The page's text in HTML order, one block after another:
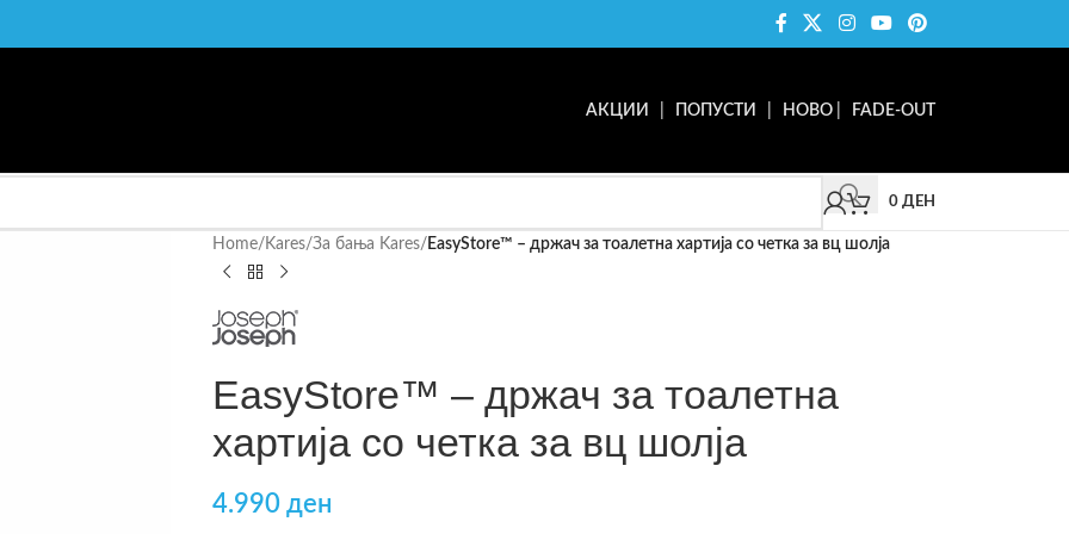
АКЦИИ ПОПУСТИ НОВО FADE-OUT
0 ДЕН
Home/ Kares/За бања Kares/ EasyStore™ – држач за тоалетна хартија со четка за вц шолја
EasyStore™ – држач за тоалетна
хартија со четка за вц шолја
4.990 ден